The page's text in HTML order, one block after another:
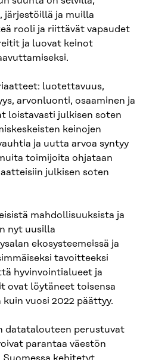
järjestöillä ja muilla
rooli ja riittävät vapaudet
ja luovat keinot
luotettavuus,
arvonluonti, osaaminen ja
loistavasti julkisen soten
keinojen
ja uutta arvoa syntyy
toimijoita ohjataan
julkisen soten
mahdollisuuksista ja
nyt uusilla
ekosysteemeissä ja
tavoitteeksi
hyvinvointialueet ja
ovat löytäneet toisensa
vuosi 2022 päättyy.
datatalouteen perustuvat
parantaa väestön